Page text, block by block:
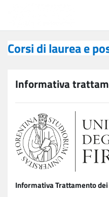
Corsi di laurea e
Informativa
Informativa Trattamento